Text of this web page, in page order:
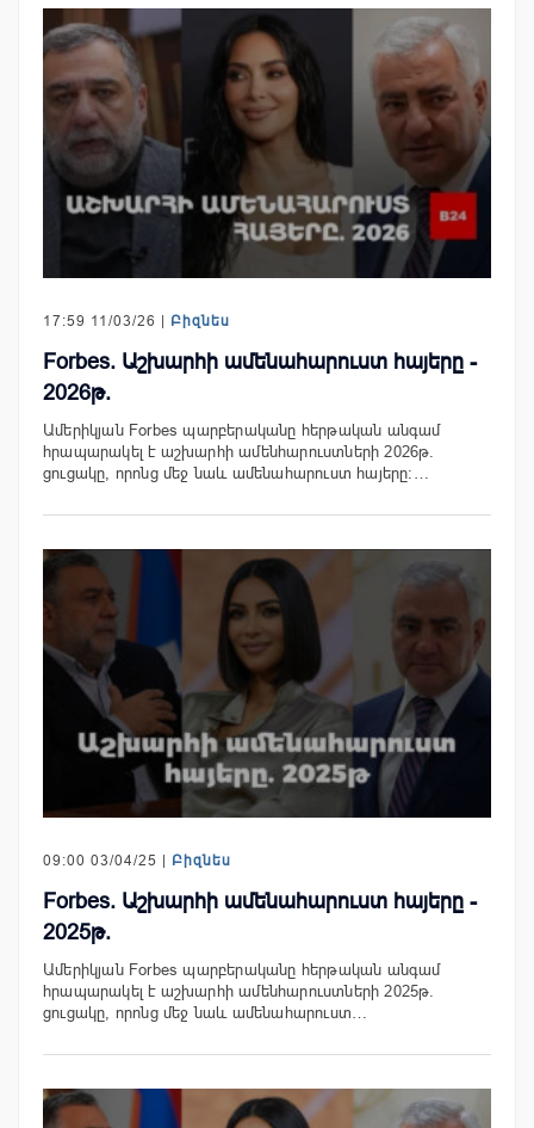
17:59 11/03/26 | Բիզնես
Forbes. Աշխարհի ամենահարուստ հայերը -
2026թ.
Ամերիկյան Forbes պարբերականը հերթական անգամ
հրապարակել է աշխարհի ամենհարուստների 2026թ.
ցուցակը, որոնց մեջ նաև ամենահարուստ հայերը:…
09:00 03/04/25 | Բիզնես
Forbes. Աշխարհի ամենահարուստ հայերը -
2025թ.
Ամերիկյան Forbes պարբերականը հերթական անգամ
հրապարակել է աշխարհի ամենհարուստների 2025թ.
ցուցակը, որոնց մեջ նաև ամենահարուստ…